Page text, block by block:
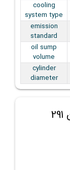
cooling
system type
emission
standard
oil sump
volume
cylinder
diameter
مشخصات فنی موتور دیزل بادوین 291